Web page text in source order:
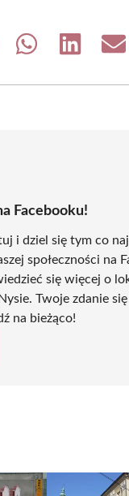
Share
Share
Facebooku!
i dziel się tym co
społeczności na
się więcej o
Twoje zdanie
na bieżąco!